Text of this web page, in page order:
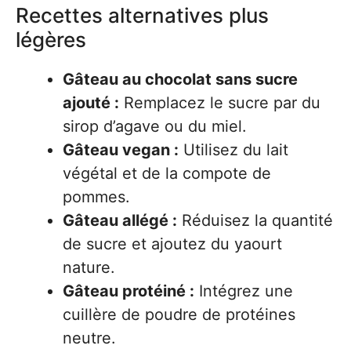
Recettes alternatives plus
légères
Gâteau au chocolat sans sucre
ajouté : Remplacez le sucre par du
sirop d’agave ou du miel.
Gâteau vegan : Utilisez du lait
végétal et de la compote de
pommes.
Gâteau allégé : Réduisez la quantité
de sucre et ajoutez du yaourt
nature.
Gâteau protéiné : Intégrez une
cuillère de poudre de protéines
neutre.